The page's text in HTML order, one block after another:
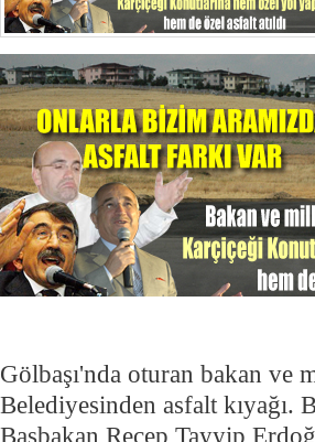
Gölbaşı'nda oturan bakan
Belediyesinden asfalt
Başbakan Recep Tayyip